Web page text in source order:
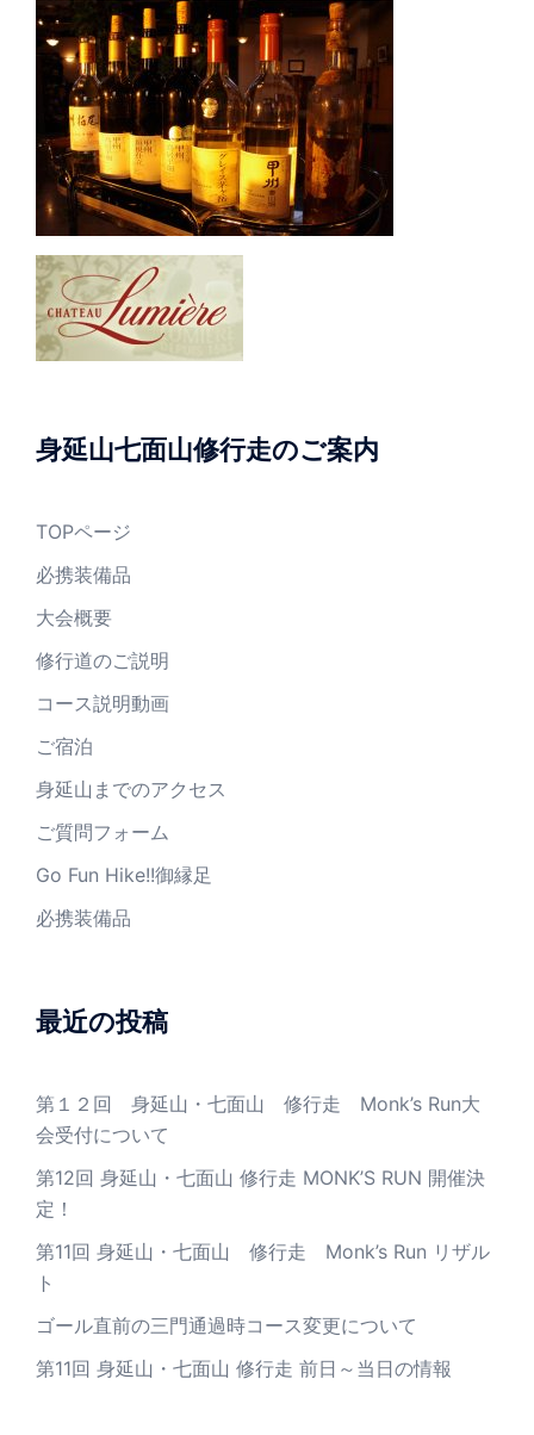
身延山七面山修行走のご案内
TOPページ
必携装備品
大会概要
修行道のご説明
コース説明動画
ご宿泊
身延山までのアクセス
ご質問フォーム
Go Fun Hike!!御縁足
必携装備品
最近の投稿
第１２回 身延山・七面山 修行走 Monk’s Run大
会受付について
第12回 身延山・七面山 修行走 MONK’S RUN 開催決
定！
第11回 身延山・七面山 修行走 Monk’s Run リザル
ト
ゴール直前の三門通過時コース変更について
第11回 身延山・七面山 修行走 前日～当日の情報